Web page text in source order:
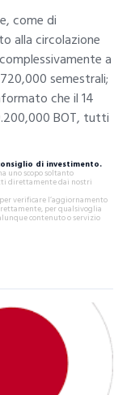
come di
alla circolazione
a
semestrali;
che il 14
BOT, tutti
di investimento.
uno scopo soltanto
direttamente dai nostri
verificare l’aggiornamento
per qualsivoglia
contenuto o servizio